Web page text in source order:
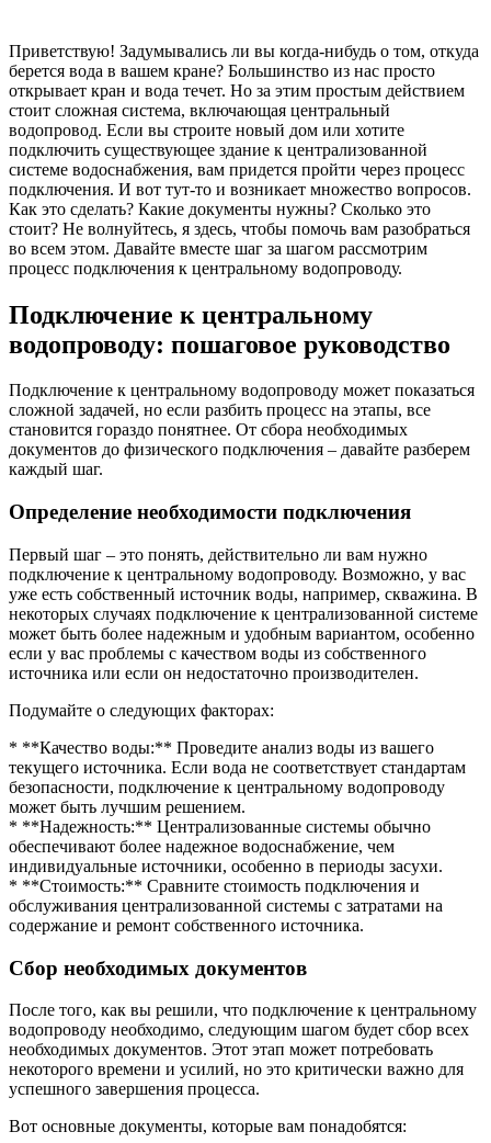
Приветствую! Задумывались ли вы когда-нибудь о том, откуда
берется вода в вашем кране? Большинство из нас просто
открывает кран и вода течет. Но за этим простым действием
стоит сложная система, включающая центральный
водопровод. Если вы строите новый дом или хотите
подключить существующее здание к централизованной
системе водоснабжения, вам придется пройти через процесс
подключения. И вот тут-то и возникает множество вопросов.
Как это сделать? Какие документы нужны? Сколько это
стоит? Не волнуйтесь, я здесь, чтобы помочь вам разобраться
во всем этом. Давайте вместе шаг за шагом рассмотрим
процесс подключения к центральному водопроводу.
Подключение к центральному
водопроводу: пошаговое руководство
Подключение к центральному водопроводу может показаться
сложной задачей, но если разбить процесс на этапы, все
становится гораздо понятнее. От сбора необходимых
документов до физического подключения – давайте разберем
каждый шаг.
Определение необходимости подключения
Первый шаг – это понять, действительно ли вам нужно
подключение к центральному водопроводу. Возможно, у вас
уже есть собственный источник воды, например, скважина. В
некоторых случаях подключение к централизованной системе
может быть более надежным и удобным вариантом, особенно
если у вас проблемы с качеством воды из собственного
источника или если он недостаточно производителен.
Подумайте о следующих факторах:
* **Качество воды:** Проведите анализ воды из вашего
текущего источника. Если вода не соответствует стандартам
безопасности, подключение к центральному водопроводу
может быть лучшим решением.
* **Надежность:** Централизованные системы обычно
обеспечивают более надежное водоснабжение, чем
индивидуальные источники, особенно в периоды засухи.
* **Стоимость:** Сравните стоимость подключения и
обслуживания централизованной системы с затратами на
содержание и ремонт собственного источника.
Сбор необходимых документов
После того, как вы решили, что подключение к центральному
водопроводу необходимо, следующим шагом будет сбор всех
необходимых документов. Этот этап может потребовать
некоторого времени и усилий, но это критически важно для
успешного завершения процесса.
Вот основные документы, которые вам понадобятся: